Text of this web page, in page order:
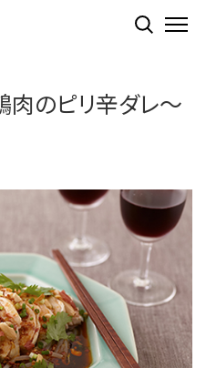
検索する
のピリ辛ダレ～